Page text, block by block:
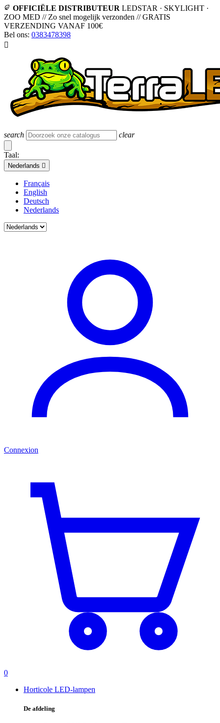
OFFICIËLE DISTRIBUTEUR LEDSTAR · SKYLIGHT ·
ZOO MED // Zo snel mogelijk verzonden // GRATIS
VERZENDING VANAF 100€
Bel ons: 0383478398

search clear
Taal:
Nederlands 
Français
English
Deutsch
Nederlands
Connexion
0
Horticole LED-lampen
De afdeling